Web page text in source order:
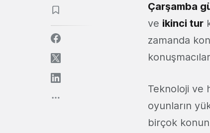
Çarşamba
ve ikinci tur
zamanda
Teknoloji ve
oyunların
birçok